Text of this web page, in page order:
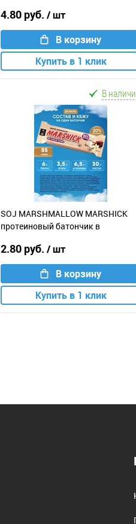
4.80 руб. / шт
В корзину
Купить в 1 клик
В
SOJ MARSHMALLOW MARSHICK
протеиновый батончик в
2.80 руб. / шт
В корзину
Купить в 1 клик